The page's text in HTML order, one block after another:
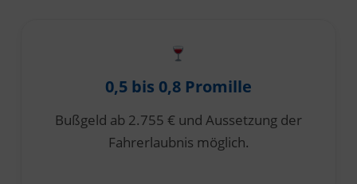
0,5 bis 0,8 Promille
Bußgeld ab 2.755 € und Aussetzung der
Fahrerlaubnis möglich.